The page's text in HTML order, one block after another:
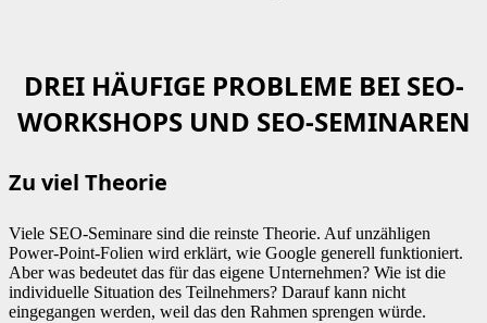
DREI HÄUFIGE PROBLEME BEI SEO-
WORKSHOPS UND SEO-SEMINAREN
Zu viel Theorie
Viele SEO-Seminare sind die reinste Theorie. Auf unzähligen
Power-Point-Folien wird erklärt, wie Google generell funktioniert.
Aber was bedeutet das für das eigene Unternehmen? Wie ist die
individuelle Situation des Teilnehmers? Darauf kann nicht
eingegangen werden, weil das den Rahmen sprengen würde.